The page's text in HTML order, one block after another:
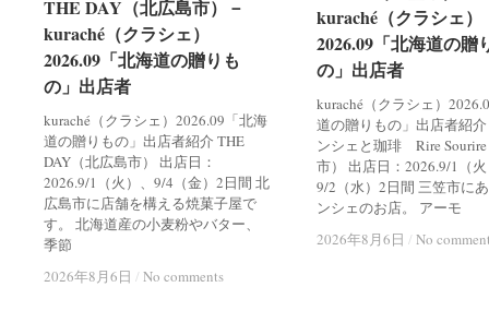
THE DAY（北広島市）－
kuraché（クラシェ）
2026.09「北海道の贈りも
の」出店者
kuraché（クラシェ）2026.09「北海
道の贈りもの」出店者紹介 THE
DAY（北広島市） 出店日：
2026.9/1（火）、9/4（金）2日間 北
広島市に店舗を構える焼菓子屋で
す。 北海道産の小麦粉やバター、
季節
2026年8月6日 / No comments
THE DAY（北広島市）－
kuraché（クラシェ）
2026.09「北海道の贈りも
の」出店者
2026年8月6日 / No comments
kuraché（クラシェ）
2026.09「北海道の贈
の」出店者
kuraché（クラシェ）
道の贈りもの」出店者紹
ンシェと珈琲 Rire
市） 出店日：2026.9/1（
9/2（水）2日間 三笠市に
ンシェのお店。 アーモ
2026年8月6日 / No
kuraché（クラシェ）
2026.09「北海道の贈
の」出店者
2026年8月6日 / No